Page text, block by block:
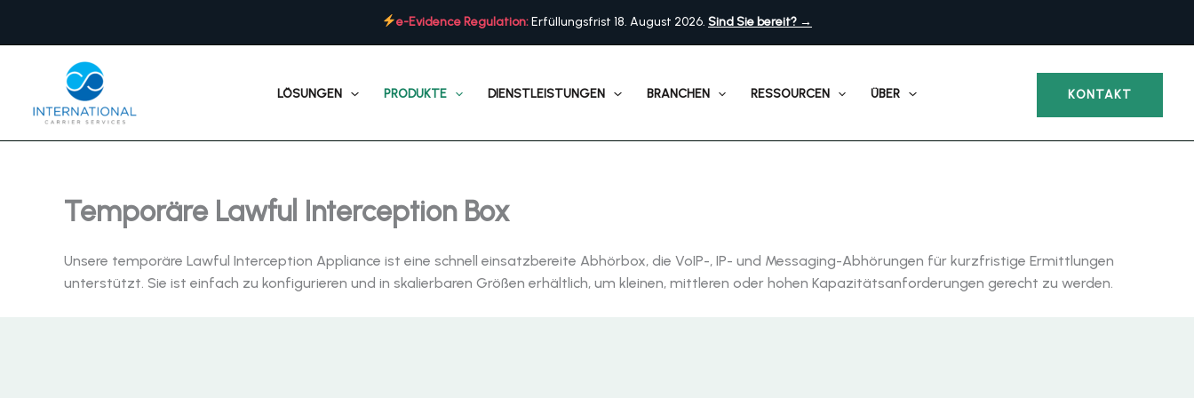
e-Evidence Regulation:Erfüllungsfrist 18. August 2026. Sind Sie bereit? →
LÖSUNGEN PRODUKTE DIENSTLEISTUNGEN BRANCHEN RESSOURCEN ÜBER KONTAKT
Temporäre Lawful Interception Box
Unsere temporäre Lawful Interception Appliance ist eine schnell einsatzbereite Abhörbox, die VoIP-, IP- und Messaging-Abhörungen für kurzfristige Ermittlungen
unterstützt. Sie ist einfach zu konfigurieren und in skalierbaren Größen erhältlich, um kleinen, mittleren oder hohen Kapazitätsanforderungen gerecht zu werden.